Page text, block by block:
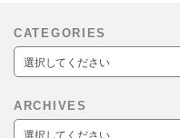
CATEGORIES
選択してください
ARCHIVES